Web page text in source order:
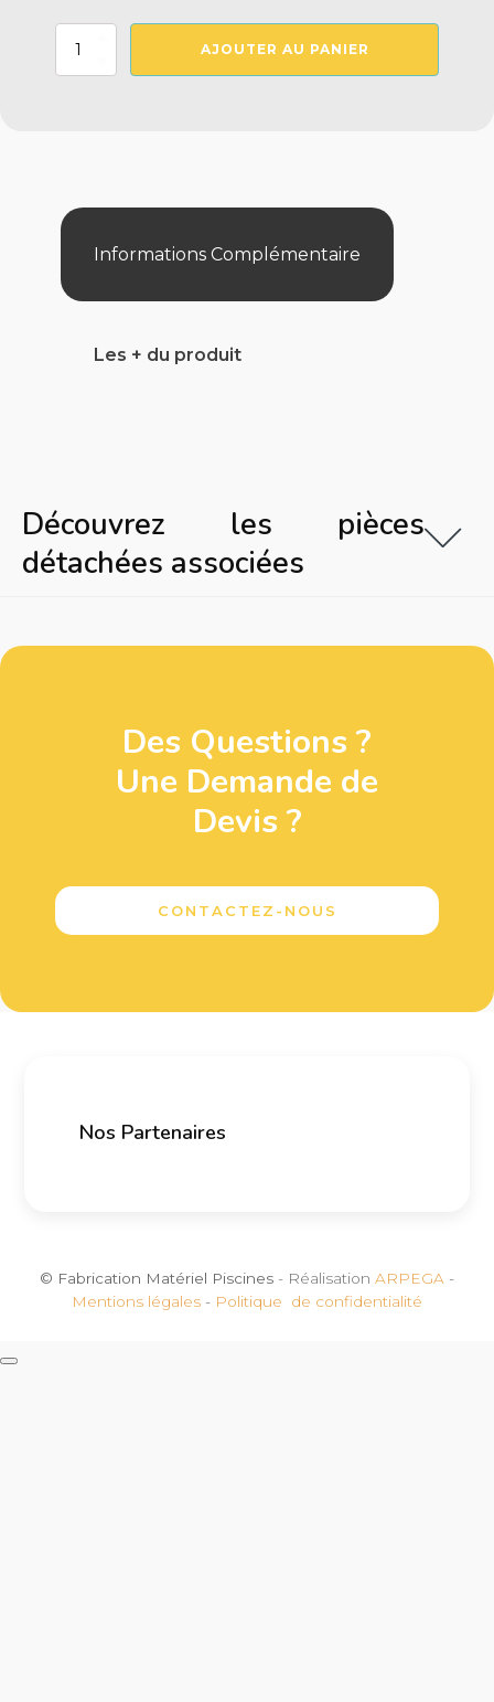
quantité
AJOUTER AU PANIER
Informations Complémentaire
Les + du produit
Découvrez les pièces
détachées associées
Des Questions ?
Une Demande de
Devis ?
CONTACTEZ-NOUS
Nos Partenaires
© Fabrication Matériel Piscines - Réalisation ARPEGA -
Mentions légales - Politique de confidentialité